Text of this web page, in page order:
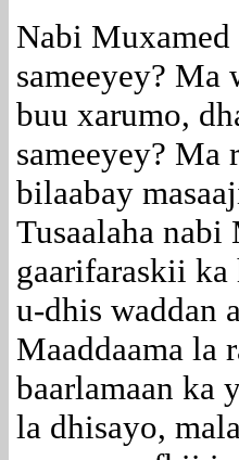
Nabi
sameeyey? Ma
buu xarumo,
sameeyey? Ma
bilaabay
Tusaalaha
gaarifaraskii
u-dhis waddan
Maaddaama la
baarlamaan ka
la dhisayo,